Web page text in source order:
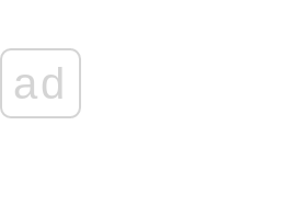
ad